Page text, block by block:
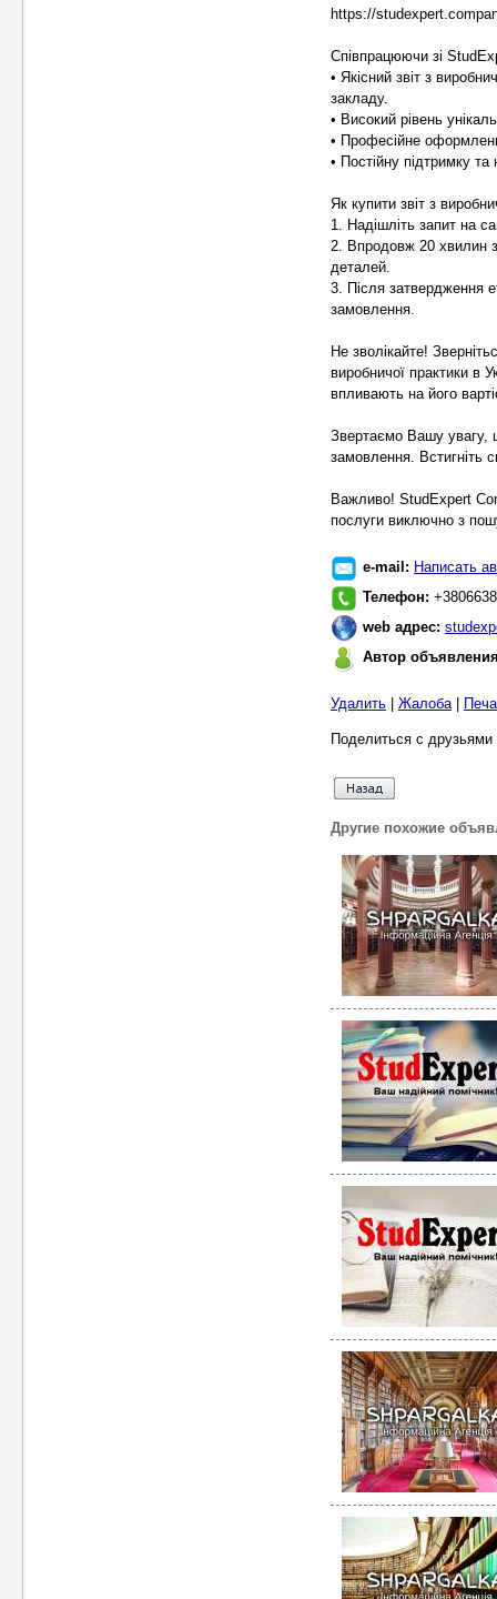
https://
Співпрацюючи зі
• Якісний звіт з
закладу.
• Високий рівень
• Професійне
• Постійну підтримку
Як купити звіт з
1. Надішліть запит на
2. Впродовж 20 хвилин
деталей.
3. Після затвердження
замовлення.
Не зволікайте!
виробничої практики в
впливають на його
Звертаємо Вашу увагу,
замовлення. Встигніть
Важливо! StudExpert
послуги виключно з
e-mail: Написать
Телефон:
web адрес:
Автор
Удалить Жалоба|
Поделиться с
Другие похожие